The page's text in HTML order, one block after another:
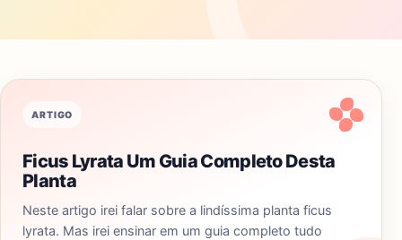
ARTIGO
Ficus Lyrata Um Guia Completo Desta
Planta
Neste artigo irei falar sobre a lindíssima planta ficus
lyrata. Mas irei ensinar em um guia completo tudo